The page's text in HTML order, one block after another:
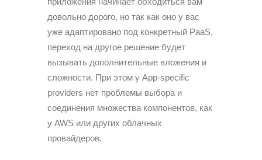
довольно дорого, но так как оно у вас
уже адаптировано под конкретный PaaS,
переход на другое решение будет
вызывать дополнительные вложения и
сложности. При этом у App-specific
providers нет проблемы выбора и
соединения множества компонентов, как
у AWS или других облачных
провайдеров.